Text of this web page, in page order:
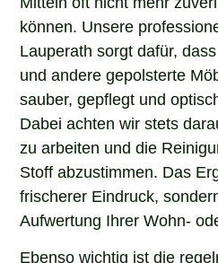
können. Unsere
Lauperath sorgt dafür,
und andere gepolsterte
sauber, gepflegt und
Dabei achten wir stets
zu arbeiten und die
Stoff abzustimmen. Das
frischerer Eindruck,
Aufwertung Ihrer Wohn-
Ebenso wichtig ist die